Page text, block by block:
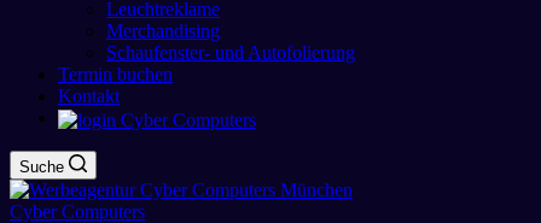
Leuchtreklame
Merchandising
Schaufenster- und Autofolierung
Termin buchen
Kontakt
Suche
Cyber Computers